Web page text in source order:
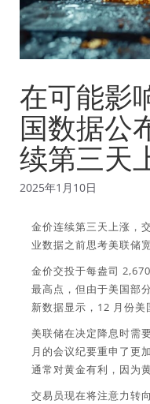
在可能影
国数据公
续第三天
2025年1月10日
金价连续第三天上涨，
业数据之前思考美联储
金价交投于每盎司
最高点，但由于美国部
新数据显示，12 月份美
美联储在决定降息时需
月的会议纪要重申了更
通常对黄金有利，因为
交易员现在将注意力转